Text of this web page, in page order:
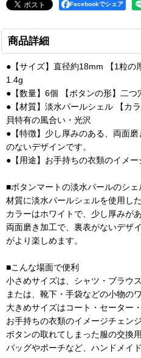
Facebookでシェア
商品詳細
●【サイズ】直径約18mm 【1粒の
1.4g
●【数量】6個 【ボタンの形】二つ
●【材質】淡水パールシェル 【カ
貝特有の風合い・光沢
●【特徴】少し厚みのある、両面
のないデザインです。
●【用途】お手持ちの衣類のイメー
■ボタンマートの淡水パールのシェ
材質に淡水パールシェルを使用し
カラーはホワイトで、少し厚みがあ
両面磨き加工で、裏表がないデザ
がより楽しめます。
■こんな場面で便利
小さめサイズは、シャツ・ブラウ
または、靴下・手袋などの小物の
大きめサイズはコート・セーター
お手持ちの衣類のイメージチェンジ
ボタンの取れてしまった服の交換用
バッグやポーチなど、ハンドメイ